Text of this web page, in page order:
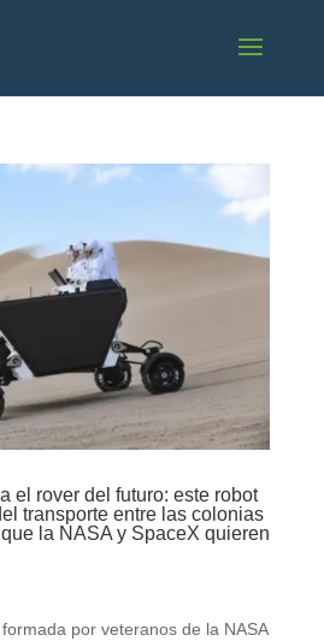
el rover del futuro: este robot
transporte entre las colonias
la NASA y SpaceX quieren
por veteranos de la NASA